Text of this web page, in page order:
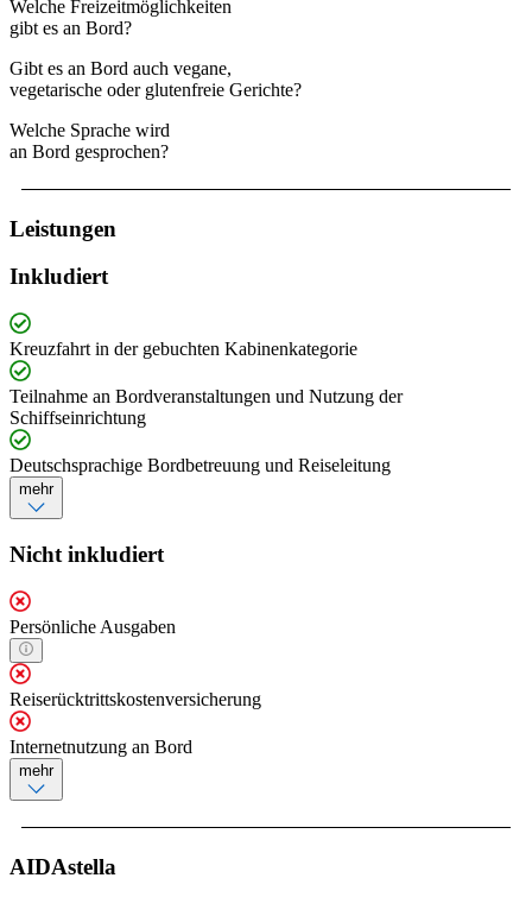
Welche Freizeitmöglichkeiten
gibt es an Bord?
Gibt es an Bord auch vegane,
vegetarische oder glutenfreie Gerichte?
Welche Sprache wird
an Bord gesprochen?
Leistungen
Inkludiert
Kreuzfahrt in der gebuchten Kabinenkategorie
Teilnahme an Bordveranstaltungen und Nutzung der
Schiffseinrichtung
Deutschsprachige Bordbetreuung und Reiseleitung
mehr
Nicht inkludiert
Persönliche Ausgaben
Reiserücktrittskostenversicherung
Internetnutzung an Bord
mehr
AIDAstella